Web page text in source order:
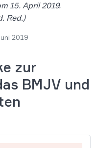
15. April 2019.
Red.)
2019
zur
BMJV und